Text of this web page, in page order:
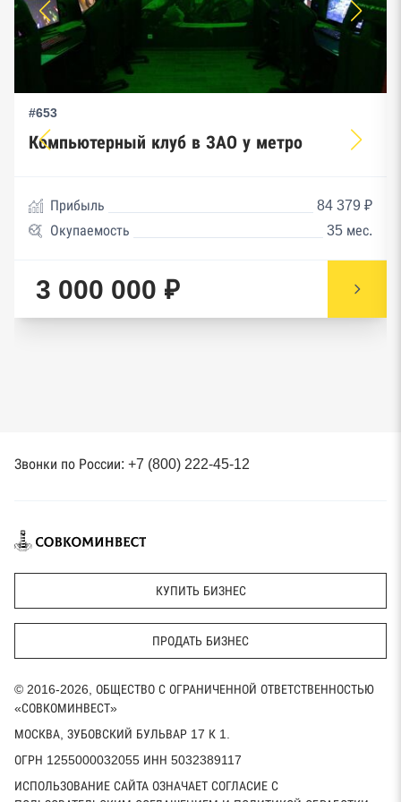
#653
Компьютерный клуб в ЗАО у метро
Прибыль
84 379 ₽
Окупаемость
35 мес.
3 000 000 ₽
Звонки по России: +7 (800) 222-45-12
КУПИТЬ БИЗНЕС
ПРОДАТЬ БИЗНЕС
© 2016-2026, ОБЩЕСТВО С ОГРАНИЧЕННОЙ ОТВЕТСТВЕННОСТЬЮ
«СОВКОМИНВЕСТ»
МОСКВА, ЗУБОВСКИЙ БУЛЬВАР 17 К 1.
ОГРН 1255000032055 ИНН 5032389117
ИСПОЛЬЗОВАНИЕ САЙТА ОЗНАЧАЕТ СОГЛАСИЕ С